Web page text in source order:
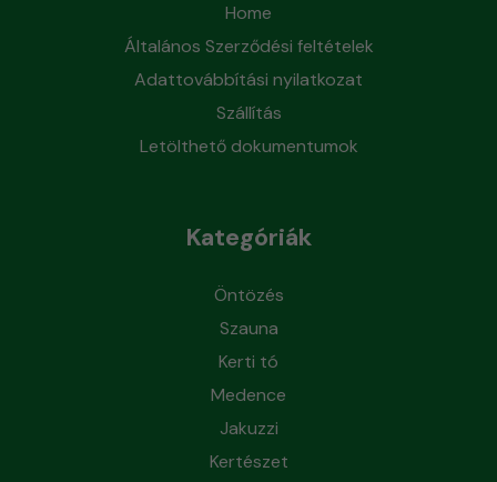
Home
Általános Szerződési feltételek
Adattovábbítási nyilatkozat
Szállítás
Letölthető dokumentumok
Kategóriák
Öntözés
Szauna
Kerti tó
Medence
Jakuzzi
Kertészet